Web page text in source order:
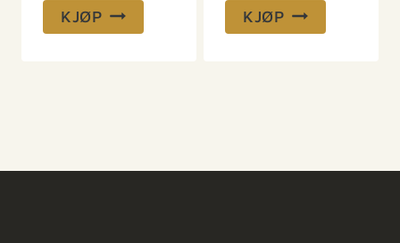
KJØP KJØP